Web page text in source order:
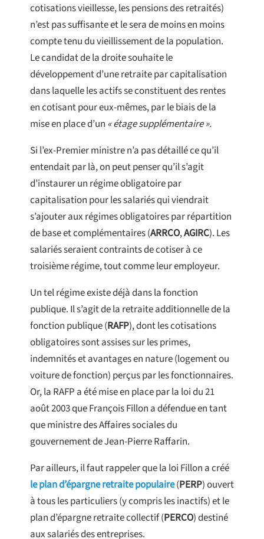
cotisations vieillesse, les pensions des retraités)
n’est pas suffisante et le sera de moins en moins
compte tenu du vieillissement de la population.
Le candidat de la droite souhaite le
développement d’une retraite par capitalisation
dans laquelle les actifs se constituent des rentes
en cotisant pour eux-mêmes, par le biais de la
mise en place d’un « étage supplémentaire ».
Si l’ex-Premier ministre n’a pas détaillé ce qu’il
entendait par là, on peut penser qu’il s’agit
d’instaurer un régime obligatoire par
capitalisation pour les salariés qui viendrait
s’ajouter aux régimes obligatoires par répartition
de base et complémentaires (ARRCO,AGIRC). Les
salariés seraient contraints de cotiser à ce
troisième régime, tout comme leur employeur.
Un tel régime existe déjà dans la fonction
publique. Il s’agit de la retraite additionnelle de la
fonction publique (RAFP), dont les cotisations
obligatoires sont assises sur les primes,
indemnités et avantages en nature (logement ou
voiture de fonction) perçus par les fonctionnaires.
Or, la RAFP a été mise en place par la loi du 21
août 2003 que François Fillon a défendue en tant
que ministre des Affaires sociales du
gouvernement de Jean-Pierre Raffarin.
Par ailleurs, il faut rappeler que la loi Fillon a créé
le plan d’épargne retraite populaire(PERP) ouvert
à tous les particuliers (y compris les inactifs) et le
plan d’épargne retraite collectif (PERCO) destiné
aux salariés des entreprises.